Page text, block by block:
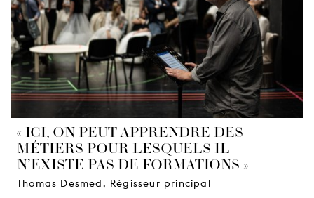
« ICI, ON PEUT APPRENDRE DES
MÉTIERS POUR LESQUELS IL
N’EXISTE PAS DE FORMATIONS »
Thomas Desmed, Régisseur principal